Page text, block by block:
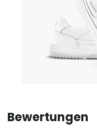
Bewertungen